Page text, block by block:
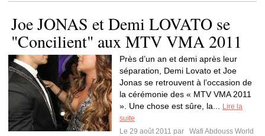
Joe JONAS et Demi LOVATO se
"Concilient" aux MTV VMA 2011
Près d’un an et demi après leur
séparation, Demi Lovato et Joe
Jonas se retrouvent à l’occasion de
la cérémonie des « MTV VMA 2011
». Une chose est sûre, la...
Lire la
suite
Le 29 août 2011 par
Wafi Abdouss World